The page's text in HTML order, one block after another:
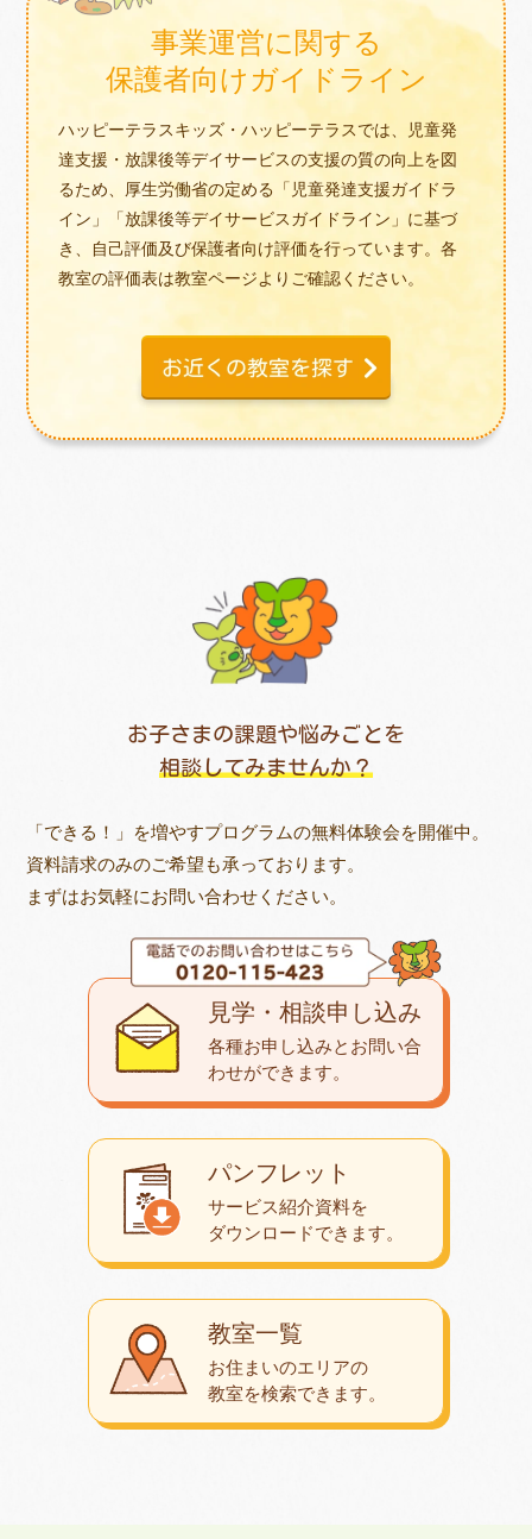
事業運営に関する
保護者向けガイドライン
ハッピーテラスキッズ・ハッピーテラスでは、児童発
達支援・放課後等デイサービスの支援の質の向上を図
るため、厚生労働省の定める「児童発達支援ガイドラ
イン」「放課後等デイサービスガイドライン」に基づ
き、自己評価及び保護者向け評価を行っています。各
教室の評価表は教室ページよりご確認ください。
お子さまの課題や悩みごとを
相談してみませんか？
「できる！」を増やすプログラムの無料体験会を開催中。
資料請求のみのご希望も承っております。
まずはお気軽にお問い合わせください。
教室一覧
お住まいのエリアの
教室を検索できます。
パンフレット
サービス紹介資料を
ダウンロードできます。
見学・相談申し込み
各種お申し込みとお問い合
わせができます。